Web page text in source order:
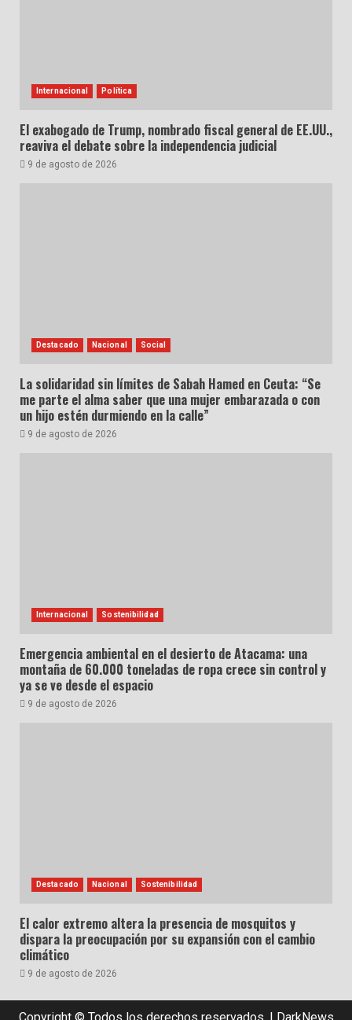
Internacional Política
El exabogado de Trump, nombrado fiscal general de EE.UU.,
reaviva el debate sobre la independencia judicial
9 de agosto de 2026
Destacado Nacional Social
La solidaridad sin límites de Sabah Hamed en Ceuta: “Se
me parte el alma saber que una mujer embarazada o con
un hijo estén durmiendo en la calle”
9 de agosto de 2026
Internacional Sostenibilidad
Emergencia ambiental en el desierto de Atacama: una
montaña de 60.000 toneladas de ropa crece sin control y
ya se ve desde el espacio
9 de agosto de 2026
Destacado Nacional Sostenibilidad
El calor extremo altera la presencia de mosquitos y
dispara la preocupación por su expansión con el cambio
climático
9 de agosto de 2026